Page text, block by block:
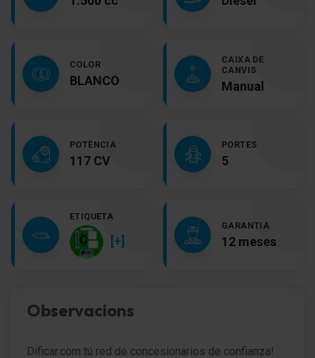
COLOR
BLANCO
CAIXA DE
CANVIS
Manual
POTÈNCIA
117 CV
PORTES
5
ETIQUETA
[+]
GARANTIA
12 meses
Observacions
Dificar.com tú red de concesionarios de confianza!